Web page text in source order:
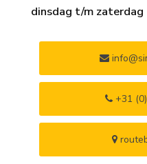
dinsdag t/m zaterdag
+31